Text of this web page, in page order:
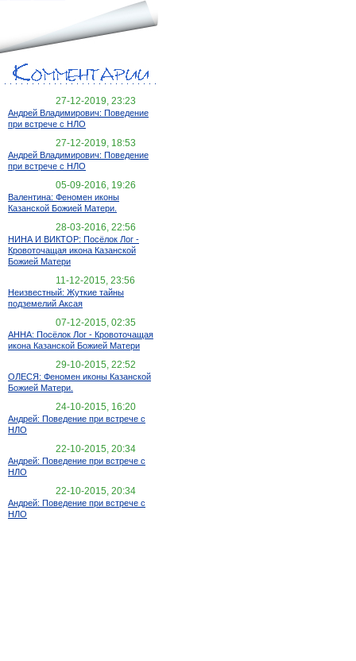
27-12-2019, 23:23
Андрей Владимирович: Поведение
при встрече с НЛО
27-12-2019, 18:53
Андрей Владимирович: Поведение
при встрече с НЛО
05-09-2016, 19:26
Валентина: Феномен иконы
Казанской Божией Матери.
28-03-2016, 22:56
НИНА И ВИКТОР: Посёлок Лог -
Кровоточащая икона Казанской
Божией Матери
11-12-2015, 23:56
Неизвестный: Жуткие тайны
подземелий Аксая
07-12-2015, 02:35
АННА: Посёлок Лог - Кровоточащая
икона Казанской Божией Матери
29-10-2015, 22:52
ОЛЕСЯ: Феномен иконы Казанской
Божией Матери.
24-10-2015, 16:20
Андрей: Поведение при встрече с
НЛО
22-10-2015, 20:34
Андрей: Поведение при встрече с
НЛО
22-10-2015, 20:34
Андрей: Поведение при встрече с
НЛО